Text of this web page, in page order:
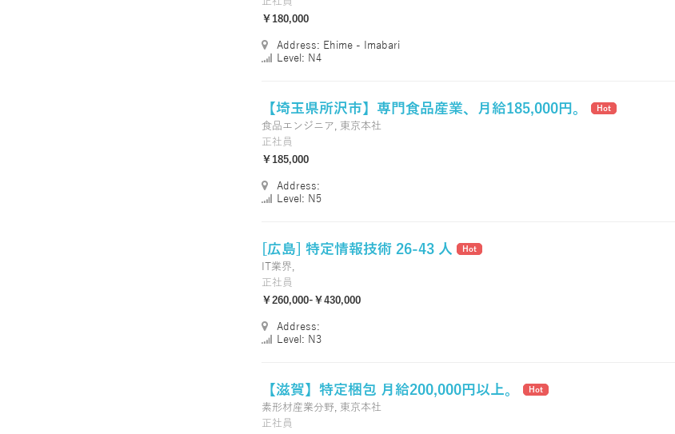
￥180,000
Address: Ehime - Imabari
Level: N4
【埼玉県所沢市】専門食品産業、月給185,000円。 Hot
食品エンジニア, 東京本社
正社員
￥185,000
Address:
Level: N5
[広島] 特定情報技術 26-43 人 Hot
IT業界,
正社員
￥260,000-￥430,000
Address:
Level: N3
【滋賀】特定梱包 月給200,000円以上。 Hot
素形材産業分野, 東京本社
正社員